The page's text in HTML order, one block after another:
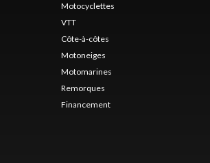
Motocyclettes
VTT
Côte-à-côtes
Motoneiges
Motomarines
Remorques
Financement